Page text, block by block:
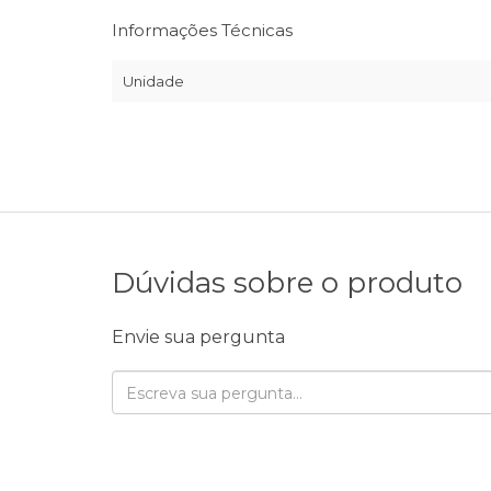
Informações Técnicas
Unidade
Dúvidas sobre o produto
Envie sua pergunta